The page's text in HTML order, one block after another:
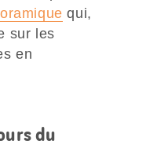
qui,
sur les
en
du